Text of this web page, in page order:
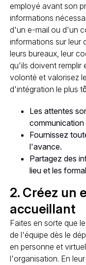
employé avant son
informations
d'un e-mail ou d'un
informations sur leur
leurs bureaux, leur
qu'ils doivent remplir
volonté et valorisez
d'intégration le plus
Les attentes
communication
Fournissez
l'avance.
Partagez des
lieu et les
2. Créez un
accueillant
Faites en sorte que
de l'équipe dès le
en personne et
l'organisation. En